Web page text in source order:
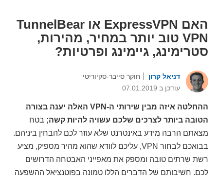
האם ExpressVPN או TunnelBear
VPN טוב יותר במחיר, מהירות,
סטרימינג, גיימינג ופרטיות?
דניאל קרון
חוקר סייבר-סקיוריטי
עודכן ב 07.01.2019
ההחלטה איזה מבין שירותי ה-VPN האלה יענה בצורה
הטובה ביותר לצרכים שלכם עשויה להיות קשה; בטח
מצאתם הרבה מידע באינטרנט שלא עוזר לכם להבחין ביניהם.
בבואכם לבחור VPN, עליכם לוודא שהוא מהיר מספיק, מציע
רשת שרתים טובה ומספק את מאפייני האבטחה הדרושים
לכם. חשיבותם של הדברים הללו טמונה בפוטנציאל ההשפעה